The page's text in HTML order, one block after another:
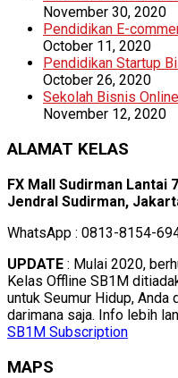
November 30, 2020
Pendidikan E-
October 11, 2020
Pendidikan Startup
October 26, 2020
Sekolah Bisnis
November 12, 2020
ALAMAT KELAS
FX Mall Sudirman Lantai
Jendral Sudirman,
WhatsApp : 0813-8154-
UPDATE : Mulai 2020,
Kelas Offline SB1M
untuk Seumur Hidup, Anda
darimana saja. Info lebih
SB1M Subscription
MAPS